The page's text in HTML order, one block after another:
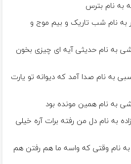
به نام بترس
به نام شب تاریک و بیم موج و
به نام حدیثی آیه ای چیزی بخون
به نام صدا آمد که دیوانه تو یارت
به نام همین مونده بود
به نام دل من رفته برات آره خیلی
به نام وقتی که واسه ما هم رفتن هم